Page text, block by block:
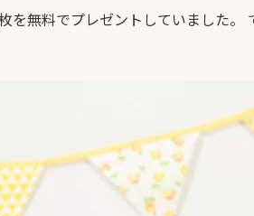
を無料でプレゼントしていました